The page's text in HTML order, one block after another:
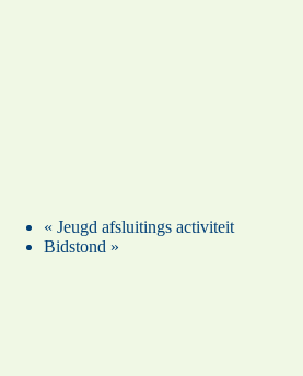
« Jeugd afsluitings activiteit
Bidstond »